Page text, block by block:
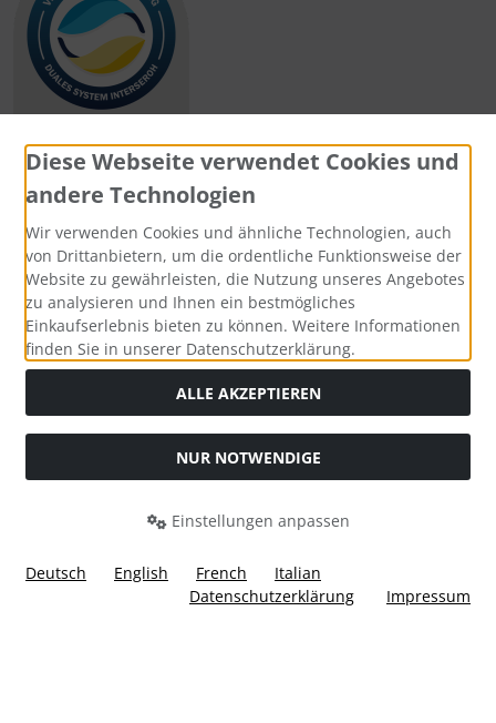
Zahlungsmethoden
Social Media
Widerrufsformular
Diese Webseite verwendet Cookies und
andere Technologien
Wir verwenden Cookies und ähnliche Technologien, auch
von Drittanbietern, um die ordentliche Funktionsweise der
Website zu gewährleisten, die Nutzung unseres Angebotes
zu analysieren und Ihnen ein bestmögliches
Einkaufserlebnis bieten zu können. Weitere Informationen
finden Sie in unserer Datenschutzerklärung.
ALLE AKZEPTIEREN
NUR NOTWENDIGE
Einstellungen anpassen
Deutsch English French
Italian
Datenschutzerklärung
Impressum